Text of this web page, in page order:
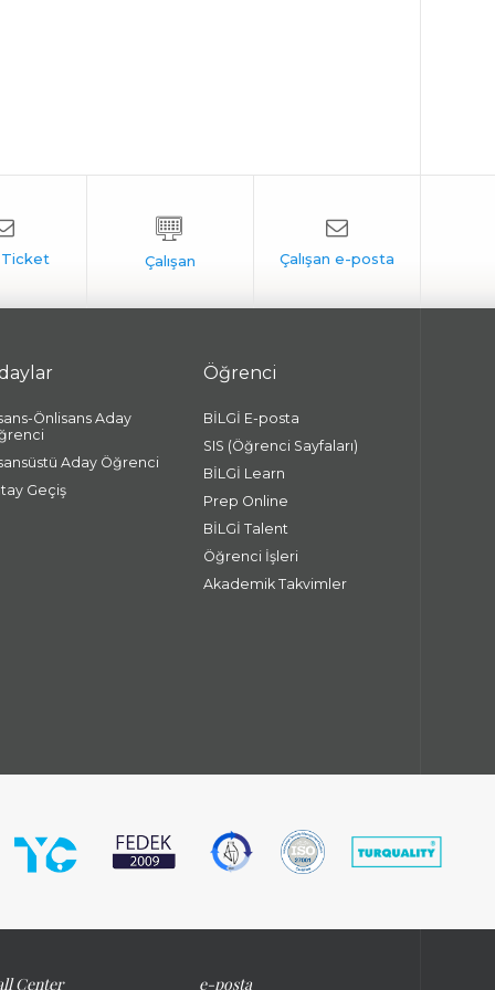
Önlisans Aday
Aday Öğrenci
Geçiş
Öğrenci
BİLGİ E-posta
SIS (Öğrenci Sayfaları)
BİLGİ Learn
Prep Online
BİLGİ Talent
Öğrenci İşleri
Akademik Takvimler
Center e-posta